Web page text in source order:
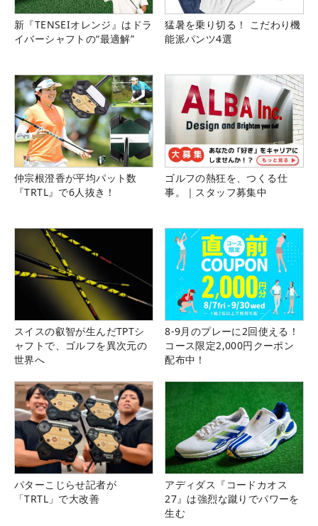
新『TENSEIオレンジ』はドラ
イバーシャフトの“最適解”
猛暑を乗り切る！ こだわり機
能派パンツ4選
仲宗根澄香が平均パット数
『TRTL』で6人抜き！
ゴルフの熱狂を、つくる仕
事。｜スタッフ募集中
スイスの叡智が生んだTPTシ
ャフトで、ゴルフを異次元の
世界へ
8-9月のプレーに2回使える！
コース限定2,000円クーポン
配布中！
パターこじらせ記者が
「TRTL」で大改善
アディダス『コードカオス
27』は強烈な蹴りでパワーを
生む